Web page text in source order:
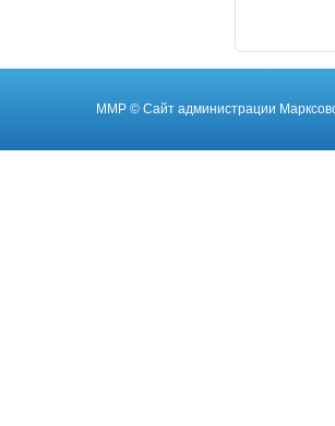
ММР © Cайт администрации